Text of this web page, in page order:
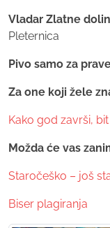
Vladar Zlatne
Pleternica
Pivo samo za
Za one koji žele
Kako god završi,
Možda će vas
Staročeško – još
Biser plagiranja